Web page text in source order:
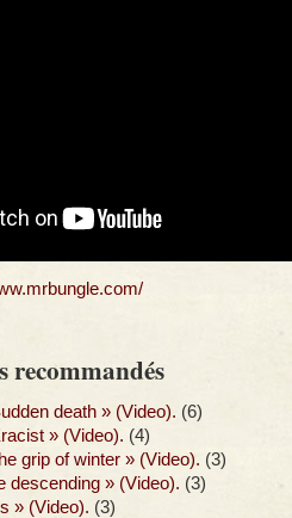
recommandés
death » (Video). (6)
» (Video). (4)
grip of winter » (Video). (3)
descending » (Video). (3)
» (Video). (3)